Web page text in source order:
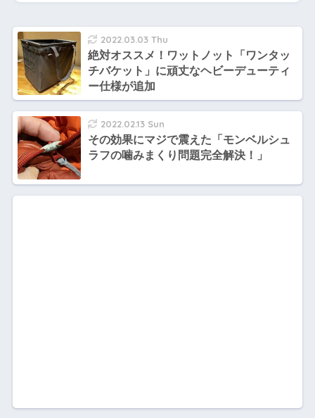
2022.03.03 Thu
絶対オススメ！ワットノット「ワンタッ
チバケット」に頑丈なヘビーデューティ
ー仕様が追加
2022.02.13 Sun
その効果にマジで震えた「モンベルシュ
ラフの噛みまくり問題完全解決！」